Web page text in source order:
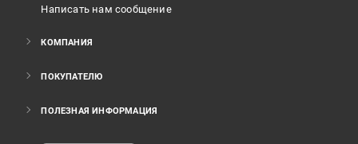
Написать нам сообщение
КОМПАНИЯ
ПОКУПАТЕЛЮ
ПОЛЕЗНАЯ ИНФОРМАЦИЯ